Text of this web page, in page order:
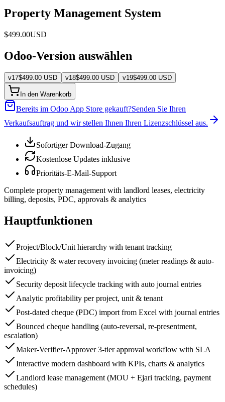
Property Management System
$499.00USD
Odoo-Version auswählen
v17$499.00 USD v18$499.00 USD v19$499.00 USD
In den Warenkorb
Bereits im Odoo App Store gekauft?Senden Sie Ihren
Verkaufsauftrag und wir stellen Ihnen Ihren Lizenzschlüssel aus.
Sofortiger Download-Zugang
Kostenlose Updates inklusive
Prioritäts-E-Mail-Support
Complete property management with landlord leases, electricity
billing, deposits, PDC, approvals & analytics
Hauptfunktionen
Project/Block/Unit hierarchy with tenant tracking
Electricity & water recovery invoicing (meter readings & auto-
invoicing)
Security deposit lifecycle tracking with auto journal entries
Analytic profitability per project, unit & tenant
Post-dated cheque (PDC) import from Excel with journal entries
Bounced cheque handling (auto-reversal, re-presentment,
escalation)
Maker-Verifier-Approver 3-tier approval workflow with SLA
Interactive modern dashboard with KPIs, charts & analytics
Landlord lease management (MOU + Ejari tracking, payment
schedules)